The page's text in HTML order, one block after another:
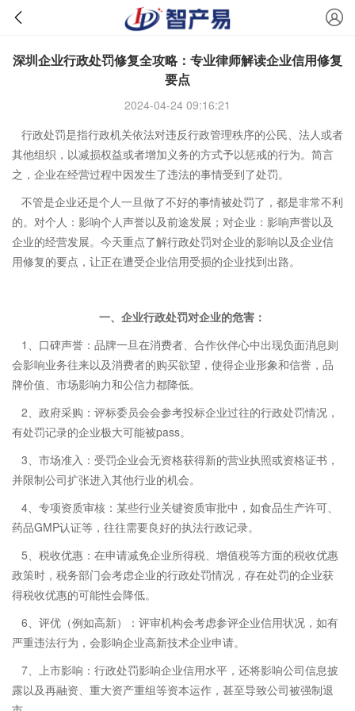
深圳企业行政处罚修复全攻略：专业律师解读企业信用修复
要点
2024-04-24 09:16:21
行政处罚是指行政机关依法对违反行政管理秩序的公民、法人或者
其他组织，以减损权益或者增加义务的方式予以惩戒的行为。简言
之，企业在经营过程中因发生了违法的事情受到了处罚。
不管是企业还是个人一旦做了不好的事情被处罚了，都是非常不利
的。对个人：影响个人声誉以及前途发展；对企业：影响声誉以及
企业的经营发展。今天重点了解行政处罚对企业的影响以及企业信
用修复的要点，让正在遭受企业信用受损的企业找到出路。
一、企业行政处罚对企业的危害：
1、口碑声誉：品牌一旦在消费者、合作伙伴心中出现负面消息则
会影响业务往来以及消费者的购买欲望，使得企业形象和信誉，品
牌价值、市场影响力和公信力都降低。
2、政府采购：评标委员会会参考投标企业过往的行政处罚情况，
有处罚记录的企业极大可能被pass。
3、市场准入：受罚企业会无资格获得新的营业执照或资格证书，
并限制公司扩张进入其他行业的机会。
4、专项资质审核：某些行业关键资质审批中，如食品生产许可、
药品GMP认证等，往往需要良好的执法行政记录。
5、税收优惠：在申请减免企业所得税、增值税等方面的税收优惠
政策时，税务部门会考虑企业的行政处罚情况，存在处罚的企业获
得税收优惠的可能性会降低。
6、评优（例如高新）：评审机构会考虑参评企业信用状况，如有
严重违法行为，会影响企业高新技术企业申请。
7、上市影响：行政处罚影响企业信用水平，还将影响公司信息披
露以及再融资、重大资产重组等资本运作，甚至导致公司被强制退